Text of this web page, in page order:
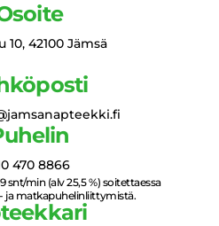
10, 42100 Jämsä
470 8866
snt/min (alv 25,5 %) soitettaessa
ja matkapuhelinliittymistä.